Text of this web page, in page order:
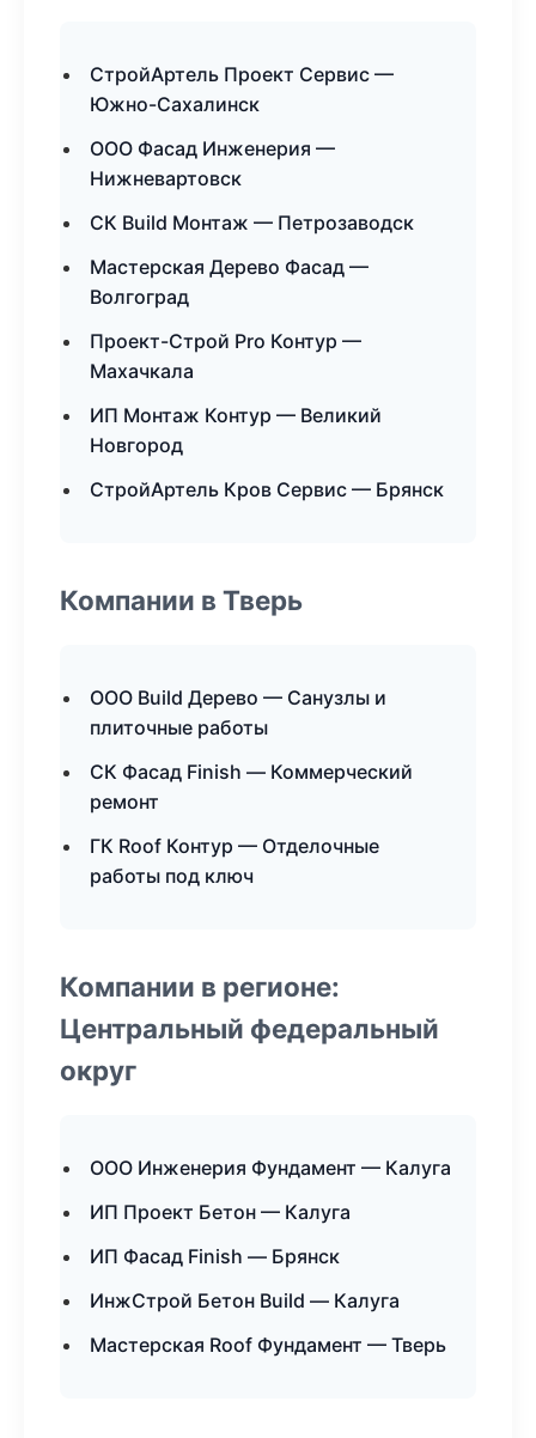
СтройАртель Проект Сервис —
Южно-Сахалинск
ООО Фасад Инженерия —
Нижневартовск
СК Build Монтаж — Петрозаводск
Мастерская Дерево Фасад —
Волгоград
Проект-Строй Pro Контур —
Махачкала
ИП Монтаж Контур — Великий
Новгород
СтройАртель Кров Сервис — Брянск
Компании в Тверь
ООО Build Дерево — Санузлы и
плиточные работы
СК Фасад Finish — Коммерческий
ремонт
ГК Roof Контур — Отделочные
работы под ключ
Компании в регионе:
Центральный федеральный
округ
ООО Инженерия Фундамент — Калуга
ИП Проект Бетон — Калуга
ИП Фасад Finish — Брянск
ИнжСтрой Бетон Build — Калуга
Мастерская Roof Фундамент — Тверь